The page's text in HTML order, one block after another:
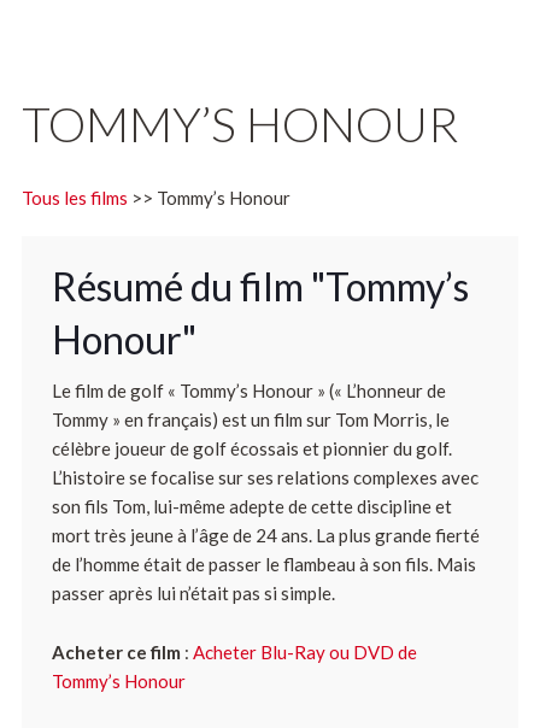
TOMMY’S HONOUR
Tous les films >> Tommy’s Honour
Résumé du film "Tommy’s
Honour"
Le film de golf « Tommy’s Honour » (« L’honneur de
Tommy » en français) est un film sur Tom Morris, le
célèbre joueur de golf écossais et pionnier du golf.
L’histoire se focalise sur ses relations complexes avec
son fils Tom, lui-même adepte de cette discipline et
mort très jeune à l’âge de 24 ans. La plus grande fierté
de l’homme était de passer le flambeau à son fils. Mais
passer après lui n’était pas si simple.
Acheter ce film : Acheter Blu-Ray ou DVD de
Tommy’s Honour